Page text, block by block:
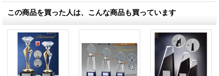
この商品を買った人は、こんな商品も買っています